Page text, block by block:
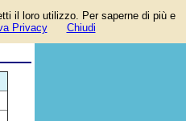
il loro utilizzo. Per saperne di più e
Privacy Chiudi